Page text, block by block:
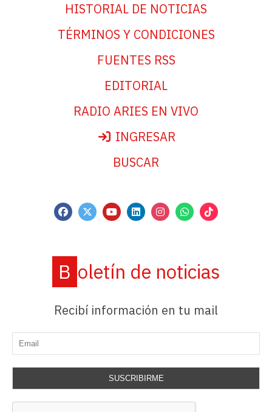
HISTORIAL DE NOTICIAS
TÉRMINOS Y CONDICIONES
FUENTES RSS
EDITORIAL
RADIO ARIES EN VIVO
INGRESAR
BUSCAR
Boletín de noticias
Recibí información en tu mail
SUSCRIBIRME